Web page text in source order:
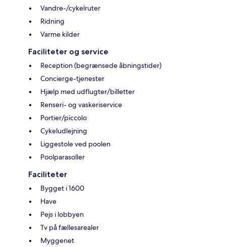
Vandre-/cykelruter
Ridning
Varme kilder
Faciliteter og service
Reception (begrænsede åbningstider)
Concierge-tjenester
Hjælp med udflugter/billetter
Renseri- og vaskeriservice
Portier/piccolo
Cykeludlejning
Liggestole ved poolen
Poolparasoller
Faciliteter
Bygget i 1600
Have
Pejs i lobbyen
Tv på fællesarealer
Myggenet